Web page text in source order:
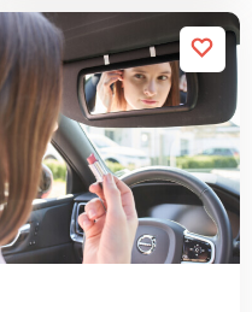
si usnadníte parkování.
Instalace na zpětné
zrcátko.